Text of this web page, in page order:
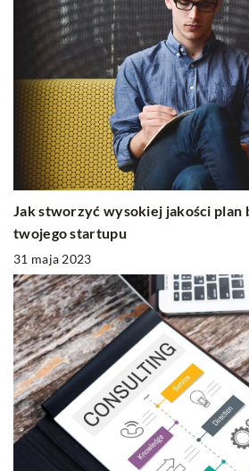
Jak stworzyć wysokiej jakości plan
twojego startupu
31 maja 2023